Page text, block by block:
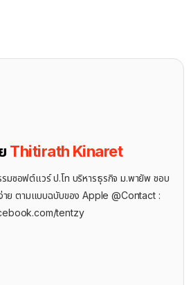
Thitirath Kinaret
มซอฟต์แวร์ ป.โท บริหารธุรกิจ ม.พายัพ ชอบ
าย ตามแบบฉบับของ Apple @Contact :
tentzy